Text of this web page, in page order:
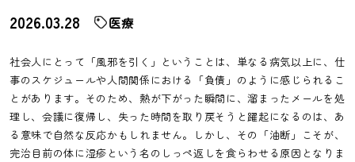
2026.03.28 医療
社会人にとって「風邪を引く」ということは、単なる病気以上に、仕
事のスケジュールや人間関係における「負債」のように感じられるこ
とがあります。そのため、熱が下がった瞬間に、溜まったメールを処
理し、会議に復帰し、失った時間を取り戻そうと躍起になるのは、あ
る意味で自然な反応かもしれません。しかし、その「油断」こそが、
完治目前の体に湿疹という名のしっぺ返しを食らわせる原因となりま